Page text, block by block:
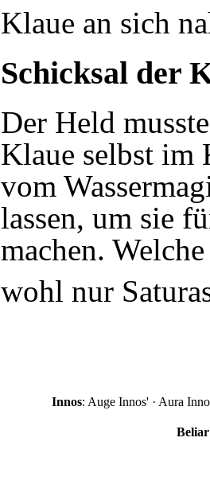
Klaue an sich
Schicksal der
Der Held
Klaue selbst im
vom
lassen, um sie
machen.
wohl nur
In­nos: Auge In­nos'· Aura
Be­li­ar